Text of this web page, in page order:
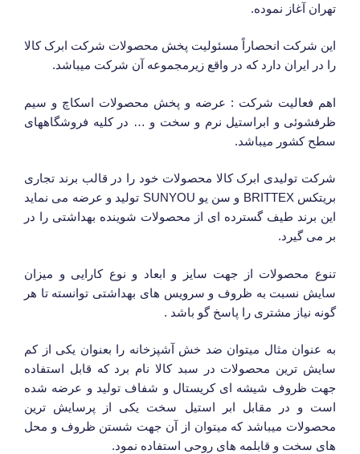
تهران آغاز نموده.
این شرکت انحصاراً مسئولیت پخش محصولات شرکت ابرک کالا
را در ایران دارد که در واقع زیرمجموعه آن شرکت میباشد.
اهم فعالیت شرکت : عرضه و پخش محصولات اسکاچ و سیم
ظرفشوئی و ابراستیل نرم و سخت و … در کلیه فروشگاههای
سطح کشور میباشد.
شرکت تولیدی ابرک کالا محصولات خود را در قالب برند تجاری
بریتکس BRITTEX و سن یو SUNYOU تولید و عرضه می نماید
این برند طیف گسترده ای از محصولات شوینده بهداشتی را در
بر می گیرد.
تنوع محصولات از جهت سایز و ابعاد و نوع کارایی و میزان
سایش نسبت به ظروف و سرویس های بهداشتی توانسته تا هر
گونه نیاز مشتری را پاسخ گو باشد .
به عنوان مثال میتوان ضد خش آشپزخانه را بعنوان یکی از کم
سایش ترین محصولات در سبد کالا نام برد که قابل استفاده
جهت ظروف شیشه ای کریستال و شفاف تولید و عرضه شده
است و در مقابل ابر استیل سخت یکی از پرسایش ترین
محصولات میباشد که میتوان از آن جهت شستن ظروف و محل
های سخت و قابلمه های روحی استفاده نمود.